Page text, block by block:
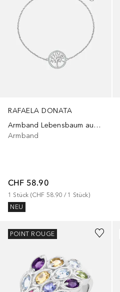
RAFAELA DONATA
Armband Lebensbaum aus Sterling Silber in Silber mit Zirkonia
Armband
CHF 58.90
1 Stück (CHF 58.90 / 1 Stück)
NEU
POINT ROUGE